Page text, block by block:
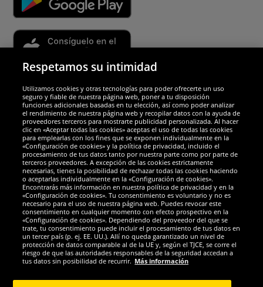
Socios y seguridad
Galardones
Redes sociales
Respetamos su intimidad
Utilizamos cookies y otras tecnologías para poder ofrecerte un uso
seguro y fiable de nuestra página web, poner a tu disposición
funciones adicionales basadas en tu elección, así como poder analizar
el rendimiento de nuestra página web y recopilar datos con la ayuda de
proveedores terceros para mostrarte publicidad personalizada. Al hacer
clic en «Aceptar todas las cookies» aceptas el uso de todas las cookies
para emplearlas con los fines que se exponen individualmente en la
«Configuración de cookies» y la política de privacidad, incluido el
procesamiento de tus datos tanto por nuestra parte como por parte de
terceros proveedores. A excepción de las cookies estrictamente
necesarias, tienes la posibilidad de rechazar todas las cookies haciendo
o aceptarlas individualmente en la «Configuración de cookies».
Encontrarás más información en nuestra política de privacidad y en la
«Configuración de cookies». Tu consentimiento es voluntario y no es
necesario para el uso de nuestra página web. Puedes revocar este
consentimiento en cualquier momento con efecto prospectivo en la
«Configuración de cookies». Dependiendo del proveedor del que se
trate, tu consentimiento puede incluir el procesamiento de tus datos en
un tercer país (p. ej. EE. UU.). Allí no queda garantizado un nivel de
protección de datos comparable al de la UE y, según el TJCE, se corre el
riesgo de que las autoridades responsables de la seguridad accedan a
tus datos sin posibilidad de recurrir. Más información